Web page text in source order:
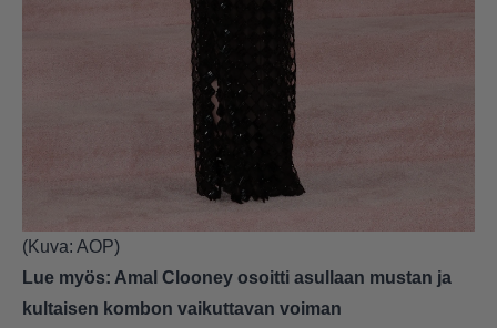
(Kuva: AOP)
Lue myös: Amal Clooney osoitti asullaan mustan ja
kultaisen kombon vaikuttavan voiman